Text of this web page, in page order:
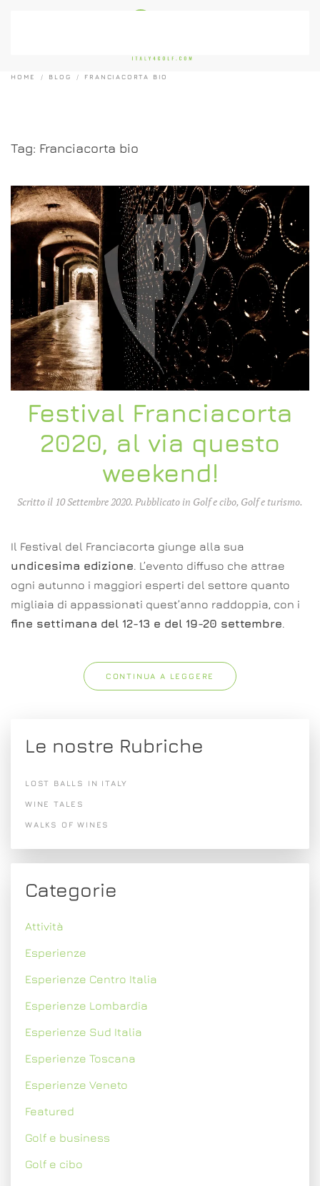
HOME BLOG FRANCIACORTA BIO
Tag: Franciacorta bio
Festival Franciacorta
2020, al via questo
weekend!
Scritto il 10 Settembre 2020. Pubblicato in Golf e cibo, Golf e turismo.
Il Festival del Franciacorta giunge alla sua
undicesima edizione. L’evento diffuso che attrae
ogni autunno i maggiori esperti del settore quanto
migliaia di appassionati quest’anno raddoppia, con i
fine settimana del 12-13 e del 19-20 settembre.
CONTINUA A LEGGERE
Le nostre Rubriche
LOST BALLS IN ITALY
WINE TALES
WALKS OF WINES
Categorie
Attività
Esperienze
Esperienze Centro Italia
Esperienze Lombardia
Esperienze Sud Italia
Esperienze Toscana
Esperienze Veneto
Featured
Golf e business
Golf e cibo